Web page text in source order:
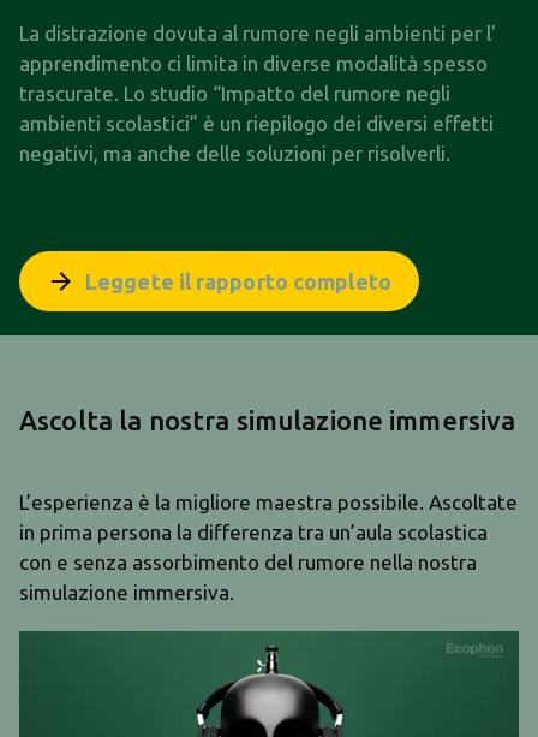
La distrazione dovuta al rumore negli ambienti per l'
apprendimento ci limita in diverse modalità spesso
trascurate. Lo studio “Impatto del rumore negli
ambienti scolastici” è un riepilogo dei diversi effetti
negativi, ma anche delle soluzioni per risolverli.
arrow_forward Leggete il rapporto completo
Ascolta la nostra simulazione immersiva
L’esperienza è la migliore maestra possibile. Ascoltate
in prima persona la differenza tra un’aula scolastica
con e senza assorbimento del rumore nella nostra
simulazione immersiva.